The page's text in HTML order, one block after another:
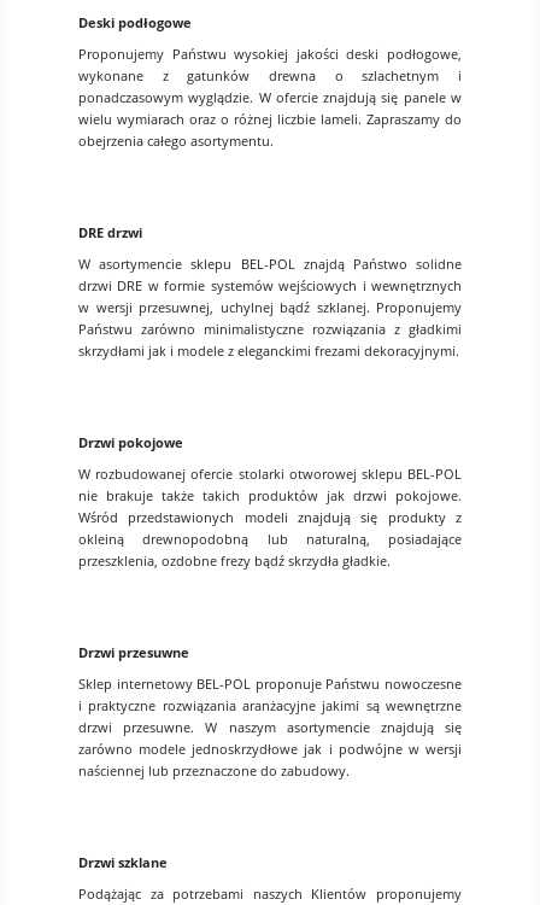
Deski podłogowe
Proponujemy Państwu wysokiej jakości deski podłogowe,
wykonane z gatunków drewna o szlachetnym i
ponadczasowym wyglądzie. W ofercie znajdują się panele w
wielu wymiarach oraz o różnej liczbie lameli. Zapraszamy do
obejrzenia całego asortymentu.
DRE drzwi
W asortymencie sklepu BEL-POL znajdą Państwo solidne
drzwi DRE w formie systemów wejściowych i wewnętrznych
w wersji przesuwnej, uchylnej bądź szklanej. Proponujemy
Państwu zarówno minimalistyczne rozwiązania z gładkimi
skrzydłami jak i modele z eleganckimi frezami dekoracyjnymi.
Drzwi pokojowe
W rozbudowanej ofercie stolarki otworowej sklepu BEL-POL
nie brakuje także takich produktów jak drzwi pokojowe.
Wśród przedstawionych modeli znajdują się produkty z
okleiną drewnopodobną lub naturalną, posiadające
przeszklenia, ozdobne frezy bądź skrzydła gładkie.
Drzwi przesuwne
Sklep internetowy BEL-POL proponuje Państwu nowoczesne
i praktyczne rozwiązania aranżacyjne jakimi są wewnętrzne
drzwi przesuwne. W naszym asortymencie znajdują się
zarówno modele jednoskrzydłowe jak i podwójne w wersji
naściennej lub przeznaczone do zabudowy.
Drzwi szklane
Podążając za potrzebami naszych Klientów proponujemy